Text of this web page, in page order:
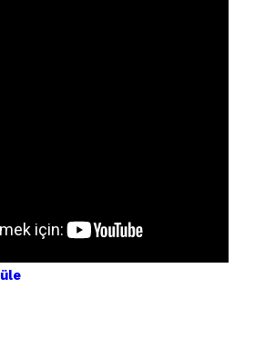
üle